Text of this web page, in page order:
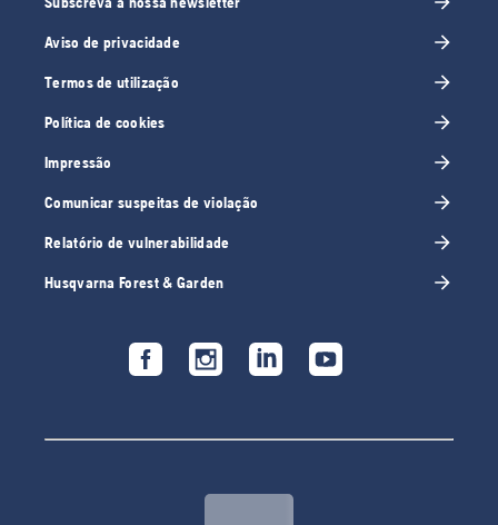
Aviso de privacidade
Termos de utilização
Política de cookies
Impressão
Comunicar suspeitas de violação
Relatório de vulnerabilidade
Husqvarna Forest & Garden